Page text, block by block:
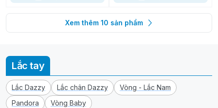
Xem thêm 10 sản phẩm
Lắc tay
Lắc Dazzy Lắc chân Dazzy
Vòng - Lắc Nam
Pandora
Vòng Baby